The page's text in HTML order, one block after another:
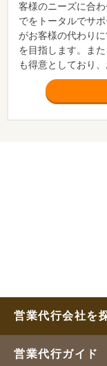
客様のニーズに合
でをトータルでサ
がお客様の代わり
を目指します。ま
も得意としており、
営業代行会社を
営業代行ガイド